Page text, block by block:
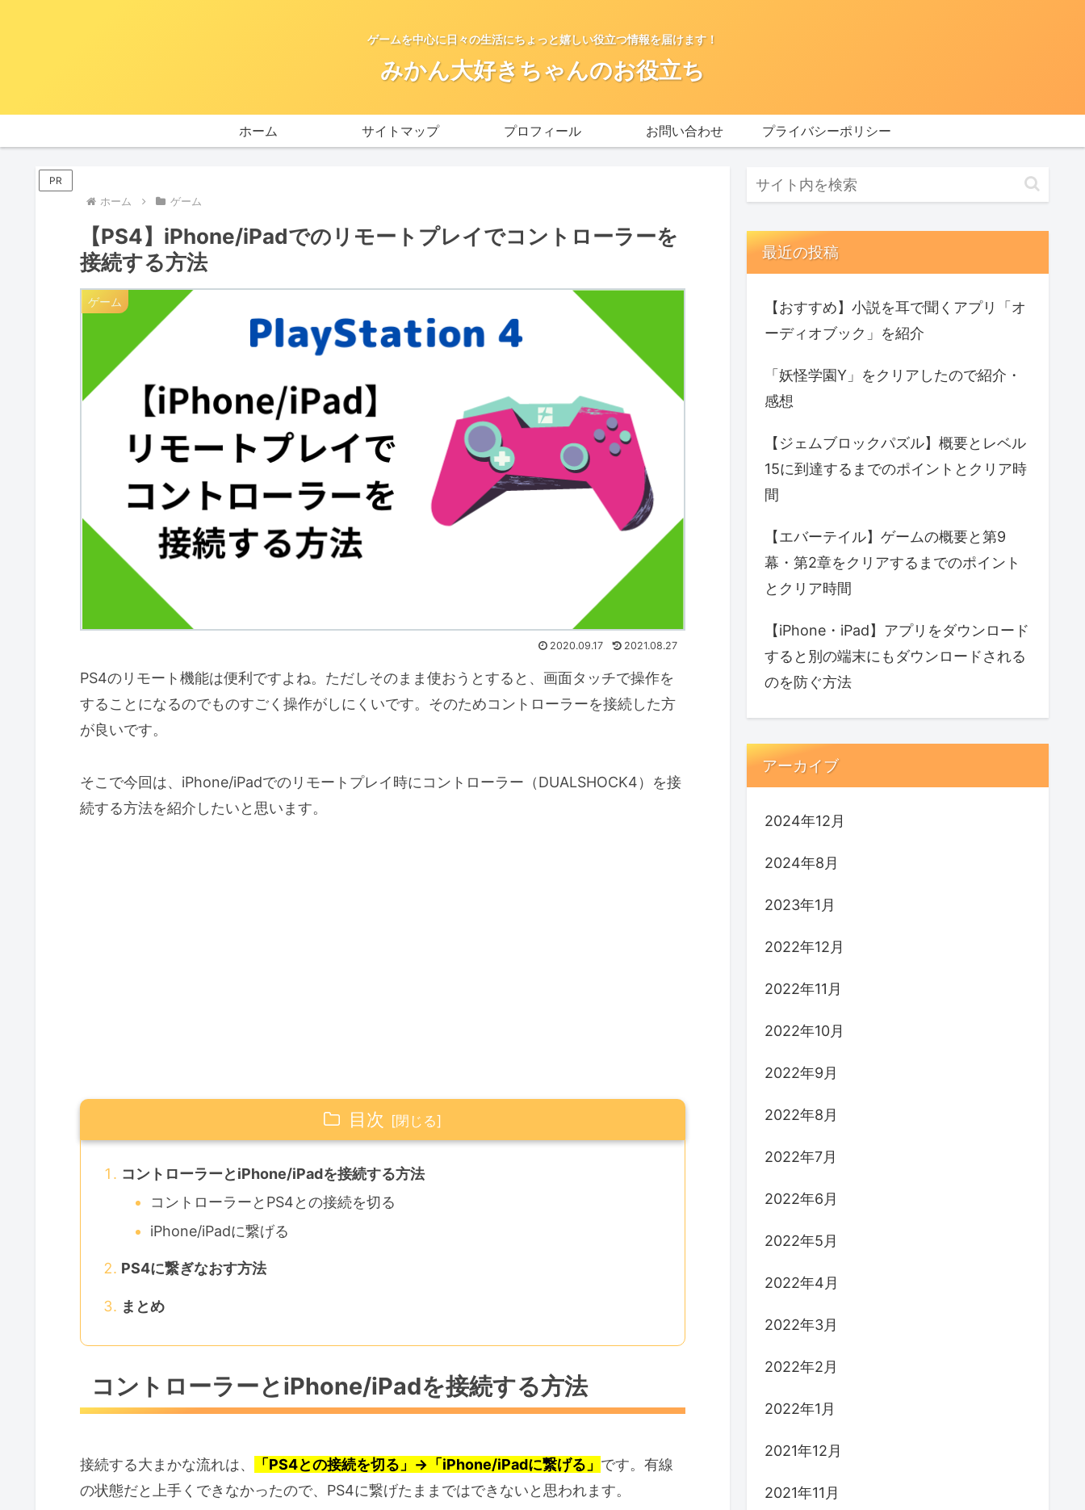
ゲームを中心に日々の生活にちょっと嬉しい役立つ情報を届けます！
みかん大好きちゃんのお役立ち
ホーム サイトマップ プロフィール お問い合わせ プライバシーポリシー
PR
ホーム ゲーム
【PS4】iPhone/iPadでのリモートプレイでコントローラーを
接続する方法
ゲーム
2020.09.17 2021.08.27
PS4のリモート機能は便利ですよね。ただしそのまま使おうとすると、画面タッチで操作を
することになるのでものすごく操作がしにくいです。そのためコントローラーを接続した方
が良いです。
そこで今回は、iPhone/iPadでのリモートプレイ時にコントローラー（DUALSHOCK4）を接
続する方法を紹介したいと思います。
目次
コントローラーとiPhone/iPadを接続する方法
コントローラーとPS4との接続を切る
iPhone/iPadに繋げる
PS4に繋ぎなおす方法
まとめ
コントローラーとiPhone/iPadを接続する方法
接続する大まかな流れは、 「PS4との接続を切る」→「iPhone/iPadに繋げる」 です。有線
の状態だと上手くできなかったので、PS4に繋げたままではできないと思われます。
最近の投稿
【おすすめ】小説を耳で聞くアプリ「オ
ーディオブック」を紹介
「妖怪学園Y」をクリアしたので紹介・
感想
【ジェムブロックパズル】概要とレベル
15に到達するまでのポイントとクリア時
間
【エバーテイル】ゲームの概要と第9
幕・第2章をクリアするまでのポイント
とクリア時間
【iPhone・iPad】アプリをダウンロード
すると別の端末にもダウンロードされる
のを防ぐ方法
アーカイブ
2024年12月
2024年8月
2023年1月
2022年12月
2022年11月
2022年10月
2022年9月
2022年8月
2022年7月
2022年6月
2022年5月
2022年4月
2022年3月
2022年2月
2022年1月
2021年12月
2021年11月